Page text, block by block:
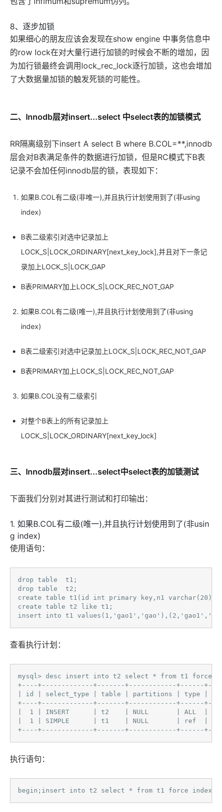
8、逐步加锁
如果细心的朋友应该会发现在show engine 中事务信息中
的row lock在对大量行进行加锁的时候会不断的增加，因
为加行锁最终会调用lock_rec_lock逐行加锁，这也会增加
了大数据量加锁的触发死锁的可能性。
二、Innodb层对insert...select 中select表的加锁模式
RR隔离级别下insert A select B where B.COL=**,innodb
层会对B表满足条件的数据进行加锁，但是RC模式下B表
记录不会加任何innodb层的锁，表现如下：
如果B.COL有二级(非唯一),并且执行计划使用到了(非using
index)
B表二级索引对选中记录加上
LOCK_S|LOCK_ORDINARY[next_key_lock],并且对下一条记
录加上LOCK_S|LOCK_GAP
B表PRIMARY加上LOCK_S|LOCK_REC_NOT_GAP
如果B.COL有二级(唯一),并且执行计划使用到了(非using
index)
B表二级索引对选中记录加上LOCK_S|LOCK_REC_NOT_GAP
B表PRIMARY加上LOCK_S|LOCK_REC_NOT_GAP
如果B.COL没有二级索引
对整个B表上的所有记录加上
LOCK_S|LOCK_ORDINARY[next_key_lock]
三、Innodb层对insert...select中select表的加锁测试
下面我们分别对其进行测试和打印输出：
1. 如果B.COL有二级(唯一),并且执行计划使用到了(非usin
g index)
使用语句：
drop table  t1;
drop table  t2;
create table t1(id int primary key,n1
create table t2 like t1;
insert into t1
查看执行计划：
mysql> desc insert into t2 select * from t1 force
+----+-------------+-------+------------+------
| id | select_type | table | partitions | type |
+----+-------------+-------+------------+------
|  1 | INSERT      | t2    | NULL       | ALL  |
|  1 | SIMPLE      | t1    | NULL       | ref  |
+----+-------------+-------+------------+------
执行语句：
begin;insert into t2 select * from t1 force